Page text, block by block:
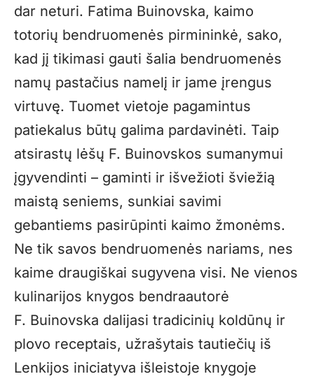
dar neturi. Fatima Buinovska, kaimo
totorių bendruomenės pirmininkė, sako,
kad jį tikimasi gauti šalia bendruomenės
namų pastačius namelį ir jame įrengus
virtuvę. Tuomet vietoje pagamintus
patiekalus būtų galima pardavinėti. Taip
atsirastų lėšų F. Buinovskos sumanymui
įgyvendinti – gaminti ir išvežioti šviežią
maistą seniems, sunkiai savimi
gebantiems pasirūpinti kaimo žmonėms.
Ne tik savos bendruomenės nariams, nes
kaime draugiškai sugyvena visi. Ne vienos
kulinarijos knygos bendraautorė
F. Buinovska dalijasi tradicinių koldūnų ir
plovo receptais, užrašytais tautiečių iš
Lenkijos iniciatyva išleistoje knygoje